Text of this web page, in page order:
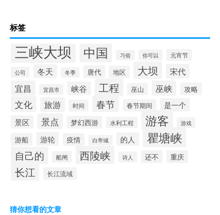
标签
三峡大坝 中国 习俗 你可以 元宵节
公司 冬天 冬季 唐代 地区 大坝 宋代
宜昌 宜昌市 峡谷 工程 巫山 巫峡 攻略
文化 旅游 时间 春节 春节期间
是一个
景区
景点 梦幻西游 水利工程 游客 游戏
游船 游轮 疫情 白帝城 的人 瞿塘峡
自己的 船闸 西陵峡 诗人 还不 重庆
长江 长江流域
猜你想看的文章